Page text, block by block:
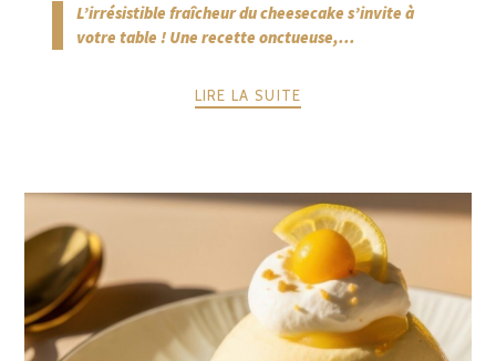
L’irrésistible fraîcheur du cheesecake s’invite à
votre table ! Une recette onctueuse,...
LIRE LA SUITE